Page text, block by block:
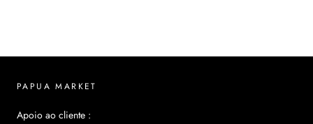
PAPUA MARKET
Apoio ao cliente :